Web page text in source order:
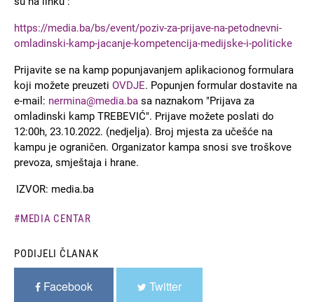
https://media.ba/bs/event/poziv-za-prijave-na-petodnevni-
omladinski-kamp-jacanje-kompetencija-medijske-i-politicke
Prijavite se na kamp popunjavanjem aplikacionog formulara
koji možete preuzeti OVDJE. Popunjen formular dostavite na
e-mail: nermina@media.ba sa naznakom "Prijava za
omladinski kamp TREBEVIĆ". Prijave možete poslati do
12:00h, 23.10.2022. (nedjelja). Broj mjesta za učešće na
kampu je ograničen. Organizator kampa snosi sve troškove
prevoza, smještaja i hrane.
IZVOR: media.ba
MEDIA CENTAR
PODIJELI ČLANAK
Facebook Twitter